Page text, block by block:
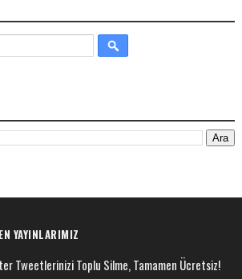
YAYINLARIMIZ
Tweetlerinizi Toplu Silme, Tamamen Ücretsiz!